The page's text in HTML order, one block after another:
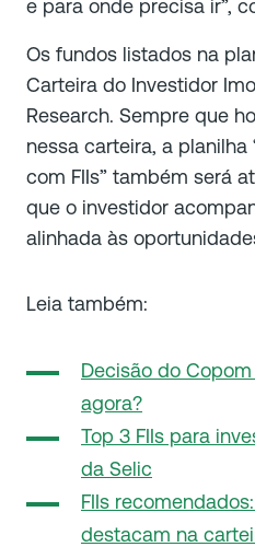
e para onde precisa ir”,
Os fundos listados na
Carteira do Investidor
Research. Sempre que
nessa carteira, a planilha
com FIIs” também será
que o investidor
alinhada às
Leia também:
Decisão do
agora?
Top 3 FIIs para
da Selic
FIIs recomendados:
destacam na